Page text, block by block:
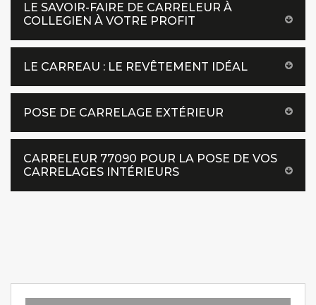
LE SAVOIR-FAIRE DE CARRELEUR À
COLLEGIEN À VOTRE PROFIT
LE CARREAU : LE REVÊTEMENT IDÉAL
POSE DE CARRELAGE EXTÉRIEUR
CARRELEUR 77090 POUR LA POSE DE VOS
CARRELAGES INTÉRIEURS